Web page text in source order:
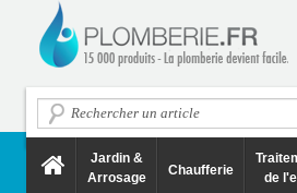
Jardin &
Arrosage
Chaufferie
de